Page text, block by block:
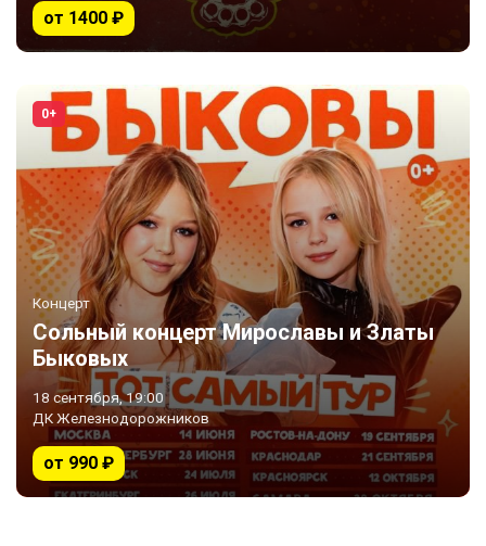
от 1400 ₽
0+
Концерт
Сольный концерт Мирославы и Златы
Быковых
18 сентября, 19:00
ДК Железнодорожников
от 990 ₽